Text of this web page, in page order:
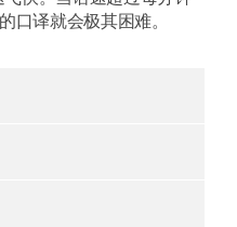
口译就会极其困难。